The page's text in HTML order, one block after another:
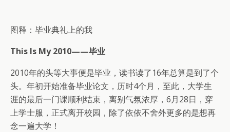
图释：毕业典礼上的我
This Is My 2010——毕业
2010年的头等大事便是毕业，读书读了16年总算是到了个
头。年初开始准备毕业论文，历时4个月，至此，大学生
涯的最后一门课顺利结束，离别气氛浓厚，6月28日，穿
上学士服，正式离开校园，除了依依不舍外更多的是想再
念一遍大学！